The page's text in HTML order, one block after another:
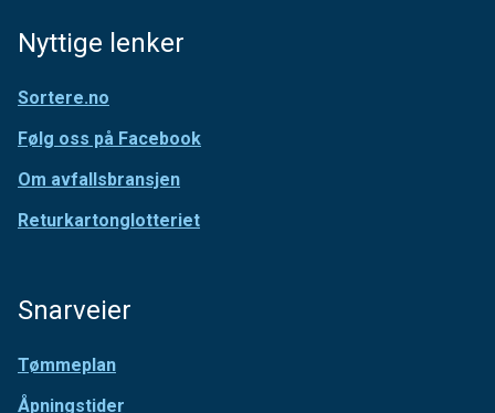
Nyttige lenker
Sortere.no
Følg oss på Facebook
Om avfallsbransjen
Returkartonglotteriet
Snarveier
Tømmeplan
Åpningstider